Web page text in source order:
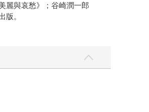
麗與哀愁》；谷崎潤一郎
版。